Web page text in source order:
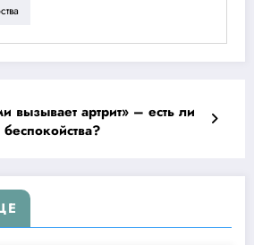
вызывает артрит» – есть ли